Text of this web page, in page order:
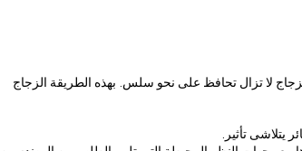
لا تزال تحافظ على نحو سلس. بهذه الطريقة الزجاج